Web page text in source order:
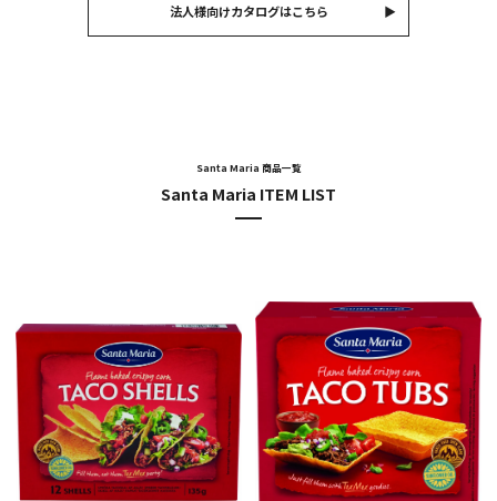
法人様向けカタログはこちら
Santa Maria 商品一覧
Santa Maria ITEM LIST